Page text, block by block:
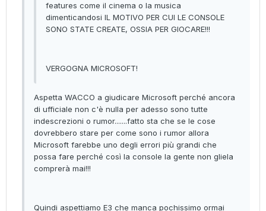
features come il cinema o la musica
dimenticandosi IL MOTIVO PER CUI LE CONSOLE
SONO STATE CREATE, OSSIA PER GIOCARE!!!
VERGOGNA MICROSOFT!
Aspetta WACCO a giudicare Microsoft perché ancora
di ufficiale non c'è nulla per adesso sono tutte
indescrezioni o rumor.......fatto sta che se le cose
dovrebbero stare per come sono i rumor allora
Microsoft farebbe uno degli errori più grandi che
possa fare perché così la console la gente non gliela
comprerà mai!!!
Quindi aspettiamo E3 che manca pochissimo ormai